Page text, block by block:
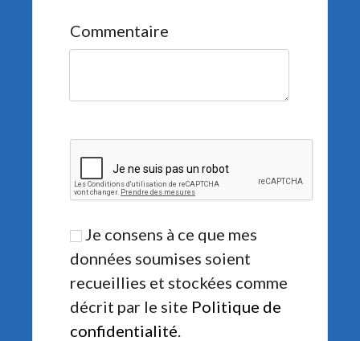
Commentaire
Je consens à ce que mes
données soumises soient
recueillies et stockées comme
décrit par le site Politique de
confidentialité